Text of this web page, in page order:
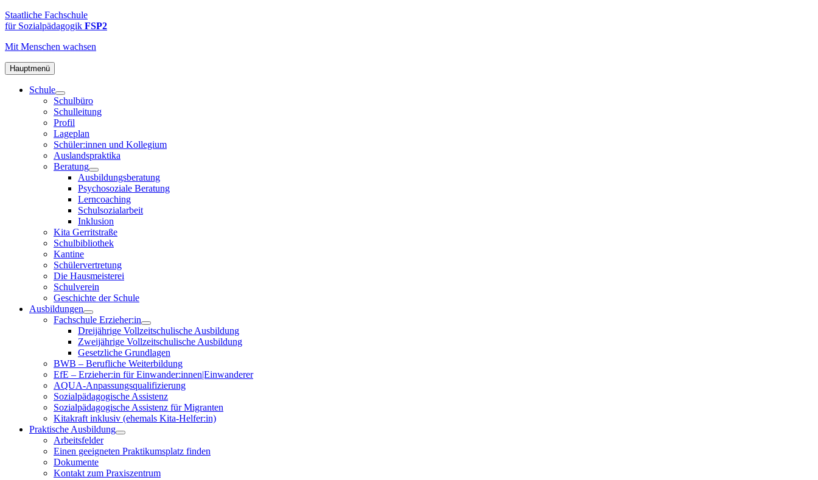
Zum
Inhalt
FSP2
Staatliche
Fachschule
Sozialpädagogik
in
Altona
Staatliche Fachschule
für Sozialpädagogik FSP2
Mit Menschen wachsen
Hauptmenü
Schule
Schulbüro
Schulleitung
Profil
Lageplan
Schüler:innen und Kollegium
Auslandspraktika
Beratung
Ausbildungsberatung
Psychosoziale Beratung
Lerncoaching
Schulsozialarbeit
Inklusion
Kita Gerritstraße
Schulbibliothek
Kantine
Schülervertretung
Die Hausmeisterei
Schulverein
Geschichte der Schule
Ausbildungen
Fachschule Erzieher:in
Dreijährige Vollzeitschulische Ausbildung
Zweijährige Vollzeitschulische Ausbildung
Gesetzliche Grundlagen
BWB – Berufliche Weiterbildung
EfE – Erzieher:in für Einwander:innen|Einwanderer
AQUA-Anpassungsqualifizierung
Sozialpädagogische Assistenz
Sozialpädagogische Assistenz für Migranten
Kitakraft inklusiv (ehemals Kita-Helfer:in)
Praktische Ausbildung
Arbeitsfelder
Einen geeigneten Praktikumsplatz finden
Dokumente
Kontakt zum Praxiszentrum